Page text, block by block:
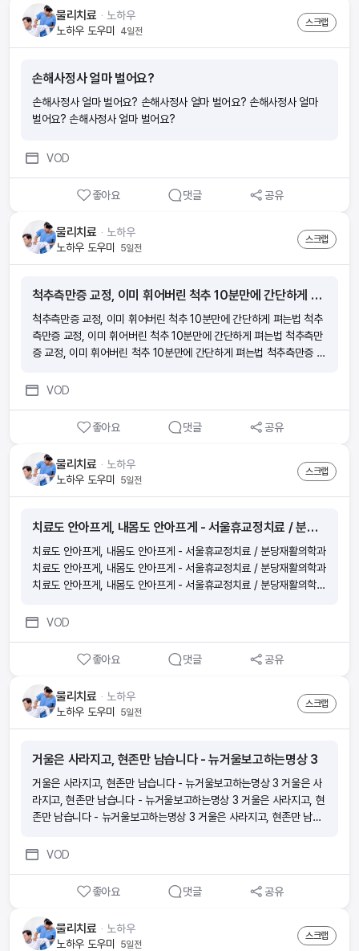
물리치료 ᆞ 노하우
노하우 도우미
4일전
스크랩
손해사정사 얼마 벌어요?
손해사정사 얼마 벌어요? 손해사정사 얼마 벌어요? 손해사정사 얼마
벌어요? 손해사정사 얼마 벌어요?
VOD
좋아요 댓글 공유
물리치료 ᆞ 노하우
노하우 도우미
5일전
스크랩
척추측만증 교정, 이미 휘어버린 척추 10분만에 간단하게 펴는법
척추측만증 교정, 이미 휘어버린 척추 10분만에 간단하게 펴는법 척추
측만증 교정, 이미 휘어버린 척추 10분만에 간단하게 펴는법 척추측만
증 교정, 이미 휘어버린 척추 10분만에 간단하게 펴는법 척추측만증 교
VOD
좋아요 댓글 공유
물리치료 ᆞ 노하우
노하우 도우미
5일전
스크랩
치료도 안아프게, 내몸도 안아프게 - 서울휴교정치료 / 분당재활의학과
치료도 안아프게, 내몸도 안아프게 - 서울휴교정치료 / 분당재활의학과
치료도 안아프게, 내몸도 안아프게 - 서울휴교정치료 / 분당재활의학과
치료도 안아프게, 내몸도 안아프게 - 서울휴교정치료 / 분당재활의학과
VOD
좋아요 댓글 공유
물리치료 ᆞ 노하우
노하우 도우미
5일전
스크랩
거울은 사라지고, 현존만 남습니다 - 뉴거울보고하는명상 3
거울은 사라지고, 현존만 남습니다 - 뉴거울보고하는명상 3 거울은 사
라지고, 현존만 남습니다 - 뉴거울보고하는명상 3 거울은 사라지고, 현
존만 남습니다 - 뉴거울보고하는명상 3 거울은 사라지고, 현존만 남습
VOD
좋아요 댓글 공유
물리치료 ᆞ 노하우
노하우 도우미
5일전
스크랩